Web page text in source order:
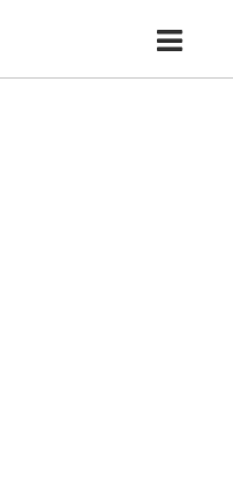
HOME
無在庫で自由気ままに稼ぐ
バイマの疑問に現役パー